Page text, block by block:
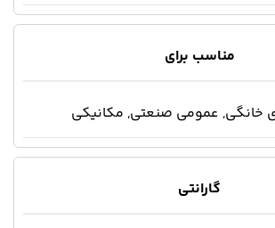
مناسب برای
خانگی, عمومی صنعتی, مکانیکی
گارانتی